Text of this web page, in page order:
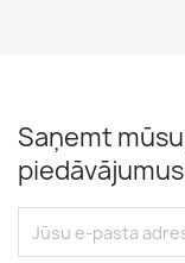
Saņemt
piedāvājumus